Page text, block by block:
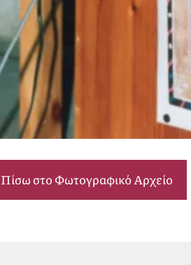
Πίσω στο Φωτογραφικό Αρχείο